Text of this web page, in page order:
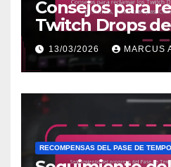
Consejos para
Twitch Drops
Mejores
trampas,
comunidad
13/03/2026 MARCUS
RECOMPENSAS DEL PASE DE